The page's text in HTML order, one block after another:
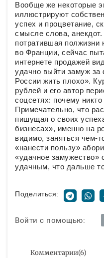
Вообще же некоторые
иллюстрируют
успех и процветание,
смысле слова, анекдот.
потратившая полжизни
во Франции, сейчас
интернете продажей
удачно выйти замуж
России жить плохо».
рублей и его автор
соцсетях: почему никто
Примечательно, что
пишущая о своих
бизнесах», именно на
видимо, заняться чем-
«нанести пользу»
«удачное замужество»
удачным, что дальше
Поделиться:
Войти с помощью:
Комментарии(6)